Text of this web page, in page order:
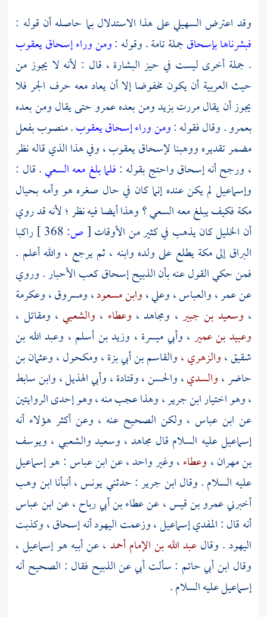
وقد اعترضالسهيليعلى هذا الاستدلال بما حاصله أن قوله :
فبشرناها بإسحاقجملة تامة . وقوله :ومن وراء إسحاق يعقوب
. جملة أخرى ليست في حيز البشارة ، قال : لأنه لا يجوز من
حيث العربية أن يكون مخفوضا إلا أن يعاد معه حرف الجر فلا
يجوز أن يقال مررت بزيد ومن بعدهعمروحتى يقال ومن بعده
بعمرو. وقال فقوله :ومن وراء إسحاق يعقوب. منصوب بفعل
مضمر تقديره ووهبنالإسحاقيعقوب، وفي هذا الذي قاله نظر
، ورجح أنهإسحاقواحتج بقوله :فلما بلغ معه السعي. قال :
وإسماعيل لم يكن عنده إنما كان في حال صغره هو وأمه بحيال
مكةفكيف يبلغ معه السعي ؟ وهذا أيضا فيه نظر ؛ لأنه قد روي
أن الخليل كان يذهب في كثير من الأوقات[ص:
راكبا
البراق إلىمكةيطلع على ولده وابنه ، ثم يرجع ، والله أعلم .
فمن حكي القول عنه بأن الذبيحإسحاقكعب الأحبار. وروي
عنعمر،والعباس،وعلي،وابن مسعود،ومسروق ،وعكرمة
، وسعيد بن جبير ، ومجاهد ، وعطاء ، والشعبي ، ومقاتل ،
وعبيد بن عمير ، وأبي ميسرة ، وزيد بن أسلم ، وعبد الله بن
شقيق،والزهري ،والقاسم بن أبي بزة،ومكحول،وعثمان بن
حاضر،والسدي، والحسن ،وقتادة،وأبي الهذيل،وابن سابط
، وهو اختيارابن جرير، وهذا عجب منه ، وهو إحدى الروايتين
عن ابن عباس ، ولكن الصحيح عنه ، وعن أكثر هؤلاء أنه
إسماعيلعليه السلام قال مجاهد، وسعيد والشعبي ، ويوسف
بن مهران، وعطاء، وغير واحد ، عنابن عباس: هوإسماعيل
عليه السلام . وقالابن جرير: حدثنييونس، أنبأناابن وهب
أخبرنيعمرو بن قيس، عنعطاء بن أبي رباح، عنابن عباس
أنه قال : المفديإسماعيل، وزعمتاليهودأنهإسحاق، وكذبت
اليهود. وقالعبد الله بن الإمام أحمد ، عن أبيه هوإسماعيل،
وقال ابن أبي حاتم : سألت أبي عن الذبيح فقال : الصحيح أنه
إسماعيلعليه السلام .